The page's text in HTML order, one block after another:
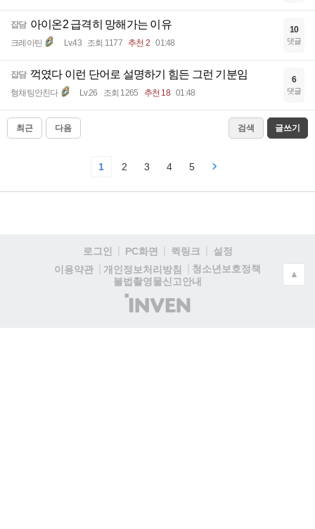
잡담 아이온2 급격히 망해가는 이유
크레아틴 Lv.43 조회 1177 추천 2 01:48
10
댓글
잡담 꺽였다 이런 단어로 설명하기 힘든 그런 기분임
형채팅안친다 Lv.26 조회 1265 추천 18 01:48
6
댓글
최근 다음 검색 글쓰기
1 2 3 4 5
로그인 PC화면 퀵링크
설정
이용약관
개인정보처리방침
청소년보호정책
불법촬영물신고안내
(주)
인
▲